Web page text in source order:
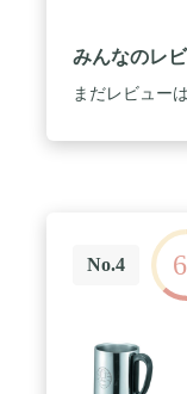
みんなのレ
まだレビュー
No.4